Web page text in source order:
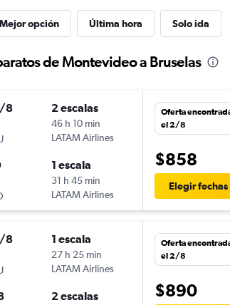
Mejor opción Última hora Solo ida
de Montevideo a Bruselas
8 2 escalas
46 h 10 min
LATAM Airlines
1 escala
31 h 45 min
LATAM Airlines
Oferta
el 2/8
$858
Elegir fechas
8 1 escala
27 h 25 min
LATAM Airlines
2 escalas
Oferta
el 2/8
$890